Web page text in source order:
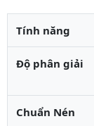
Tính năng
Độ phân giải
Chuẩn Nén